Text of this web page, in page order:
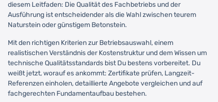
diesem Leitfaden: Die Qualität des Fachbetriebs und der
Ausführung ist entscheidender als die Wahl zwischen teurem
Naturstein oder günstigem Betonstein.
Mit den richtigen Kriterien zur Betriebsauswahl, einem
realistischen Verständnis der Kostenstruktur und dem Wissen um
technische Qualitätsstandards bist Du bestens vorbereitet. Du
weißt jetzt, worauf es ankommt: Zertifikate prüfen, Langzeit-
Referenzen einholen, detaillierte Angebote vergleichen und auf
fachgerechten Fundamentaufbau bestehen.